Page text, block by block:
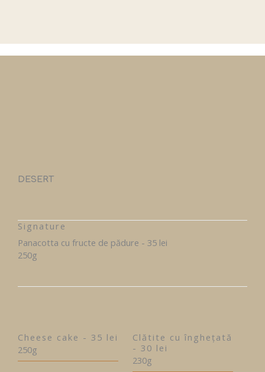
DESERT
Signature
Panacotta cu fructe de pădure - 35 lei
250g
Cheese cake - 35 lei
250g
Clătite cu înghețată
- 30 lei
230g